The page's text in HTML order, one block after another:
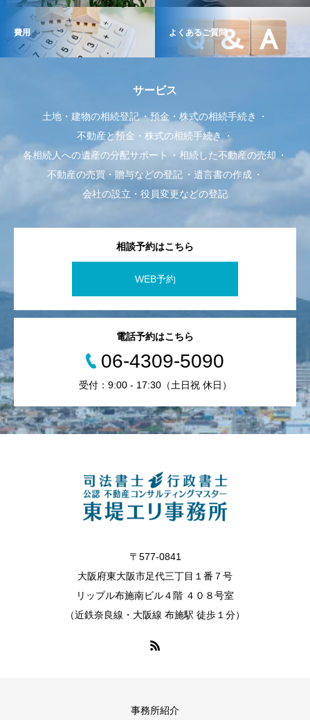
費用 よくあるご質問
サービス
土地・建物の相続登記
預金・株式の相続手続き
不動産と預金・株式の相続手続き
各相続人への遺産の分配サポート
相続した不動産の売却
不動産の売買・贈与などの登記
遺言書の作成
会社の設立・役員変更などの登記
相談予約はこちら
WEB予約
電話予約はこちら
06-4309-5090
受付：9:00 - 17:30（土日祝 休日）
〒577-0841
大阪府東大阪市足代三丁目１番７号
リップル布施南ビル４階 ４０８号室
（近鉄奈良線・大阪線 布施駅 徒歩１分）
事務所紹介